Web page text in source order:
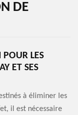
DE
POUR LES
ET SES
à éliminer les
il est nécessaire